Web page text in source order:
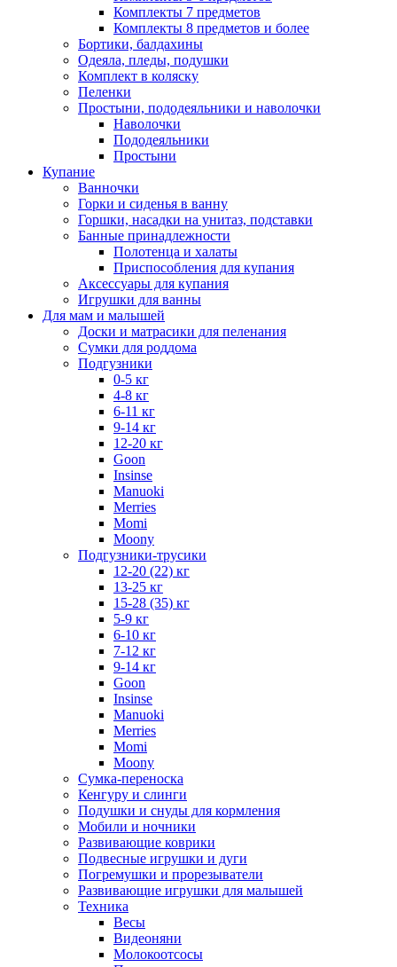
Комплекты 7 предметов
Комплекты 8 предметов и более
Бортики, балдахины
Одеяла, пледы, подушки
Комплект в коляску
Пеленки
Простыни, пододеяльники и наволочки
Наволочки
Пододеяльники
Простыни
Купание
Ванночки
Горки и сиденья в ванну
Горшки, насадки на унитаз, подставки
Банные принадлежности
Полотенца и халаты
Приспособления для купания
Аксессуары для купания
Игрушки для ванны
Для мам и малышей
Доски и матрасики для пеленания
Сумки для роддома
Подгузники
0-5 кг
4-8 кг
6-11 кг
9-14 кг
12-20 кг
Goon
Insinse
Manuoki
Merries
Momi
Moony
Подгузники-трусики
12-20 (22) кг
13-25 кг
15-28 (35) кг
5-9 кг
6-10 кг
7-12 кг
9-14 кг
Goon
Insinse
Manuoki
Merries
Momi
Moony
Сумка-переноска
Кенгуру и слинги
Подушки и снуды для кормления
Мобили и ночники
Развивающие коврики
Подвесные игрушки и дуги
Погремушки и прорезыватели
Развивающие игрушки для малышей
Техника
Весы
Видеоняни
Молокоотсосы